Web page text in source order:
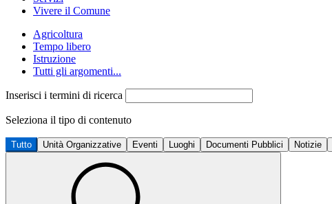
Vivere il Comune
Agricoltura
Tempo libero
Istruzione
Tutti gli argomenti...
Inserisci i termini di ricerca
Seleziona il tipo di contenuto
Tutto Unità Organizzative Eventi Luoghi Documenti Pubblici Notizie